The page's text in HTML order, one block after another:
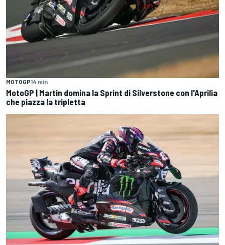
MOTOGP14 min
MotoGP | Martin domina la Sprint di Silverstone con l'Aprilia
che piazza la tripletta